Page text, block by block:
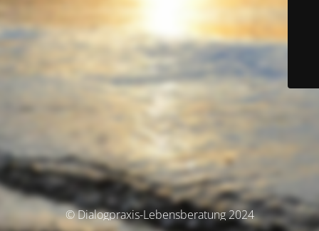
© Dialogpraxis-Lebensberatung 2024